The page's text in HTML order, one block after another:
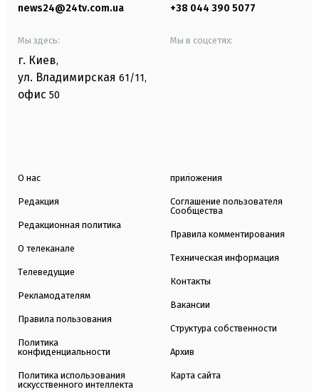
news24@24tv.com.ua +38 044 390 5077
Мы здесь:
г. Киев,
ул. Владимирская 61/11,
офис 50
Мы в соцсетях:
О нас
Редакция
Редакционная политика
О телеканале
Телеведущие
Рекламодателям
Правила пользования
Политика
конфиденциальности
Политика использования
искусственного интеллекта
приложения
Соглашение пользователя
Сообщества
Правила комментирования
Техническая информация
Контакты
Вакансии
Структура собственности
Архив
Карта сайта